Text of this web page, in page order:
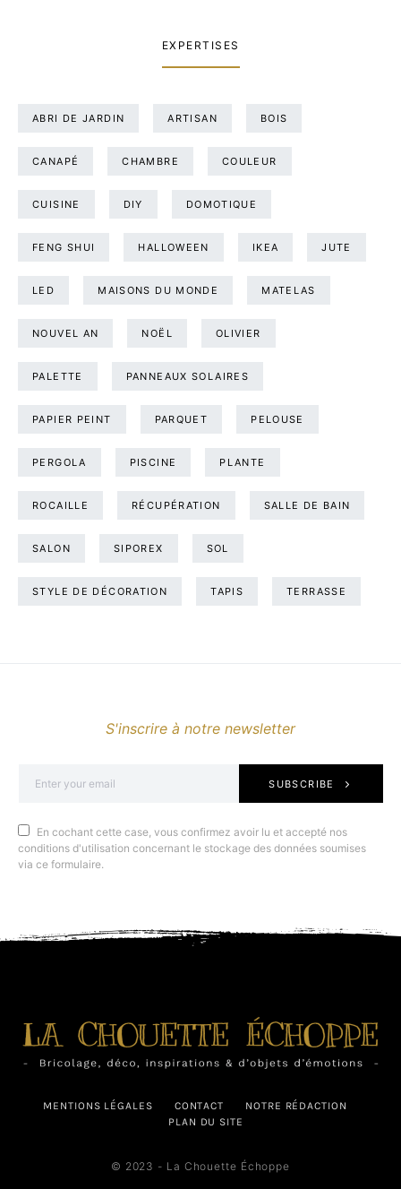
EXPERTISES
ABRI DE JARDIN ARTISAN BOIS
CANAPÉ CHAMBRE COULEUR
CUISINE DIY DOMOTIQUE
FENG SHUI HALLOWEEN IKEA JUTE
LED MAISONS DU MONDE MATELAS
NOUVEL AN NOËL OLIVIER
PALETTE PANNEAUX SOLAIRES
PAPIER PEINT PARQUET PELOUSE
PERGOLA PISCINE PLANTE
ROCAILLE RÉCUPÉRATION SALLE DE BAIN
SALON SIPOREX SOL
STYLE DE DÉCORATION TAPIS TERRASSE
S'inscrire à notre newsletter
SUBSCRIBE
En cochant cette case, vous confirmez avoir lu et accepté nos
conditions d'utilisation concernant le stockage des données soumises
via ce formulaire.
MENTIONS LÉGALES CONTACT
NOTRE RÉDACTION
PLAN DU SITE
© 2023 - La Chouette Échoppe